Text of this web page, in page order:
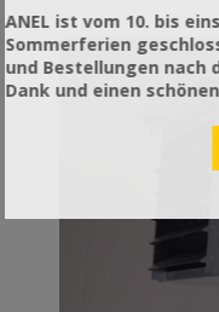
ANEL ist vom 10. bis
Sommerferien
und Bestellungen nach
Dank und einen